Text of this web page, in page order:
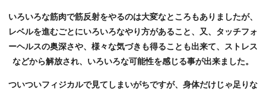
いろいろな筋肉で筋反射をやるのは大変なところもありましたが、
レベルを進むごとにいろいろなやり方があること、又、タッチフォ
ーヘルスの奥深さや、様々な気づきも得ることも出来て、ストレス
などから解放され、いろいろな可能性を感じる事が出来ました。
ついついフィジカルで見てしまいがちですが、身体だけじゃ足りな